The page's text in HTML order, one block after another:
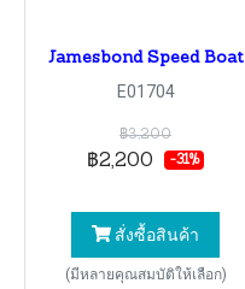
Jamesbond Speed Boat
E01704
฿3,200
฿2,200 -31%
สั่งซื้อสินค้า
(มีหลายคุณสมบัติให้เลือก)